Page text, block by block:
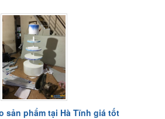
sản phẩm tại Hà Tĩnh giá tốt